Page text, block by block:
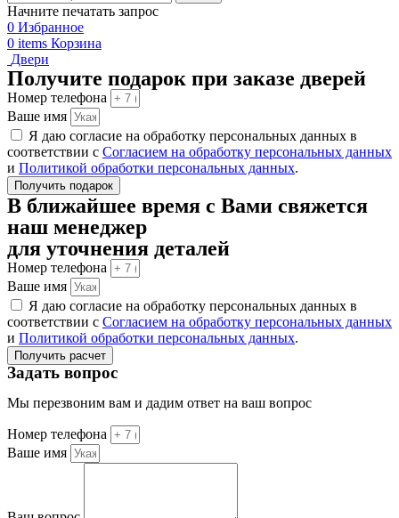
Начните печатать запрос
0 Избранное
0 items Корзина
Двери
Получите подарок при заказе дверей
Номер телефона
Ваше имя
Я даю согласие на обработку персональных данных в
соответствии с Согласием на обработку персональных данных
и Политикой обработки персональных данных.
Получить подарок
В ближайшее время с Вами свяжется
наш менеджер
для уточнения деталей
Номер телефона
Ваше имя
Я даю согласие на обработку персональных данных в
соответствии с Согласием на обработку персональных данных
и Политикой обработки персональных данных.
Получить расчет
Задать вопрос
Мы перезвоним вам и дадим ответ на ваш вопрос
Номер телефона
Ваше имя